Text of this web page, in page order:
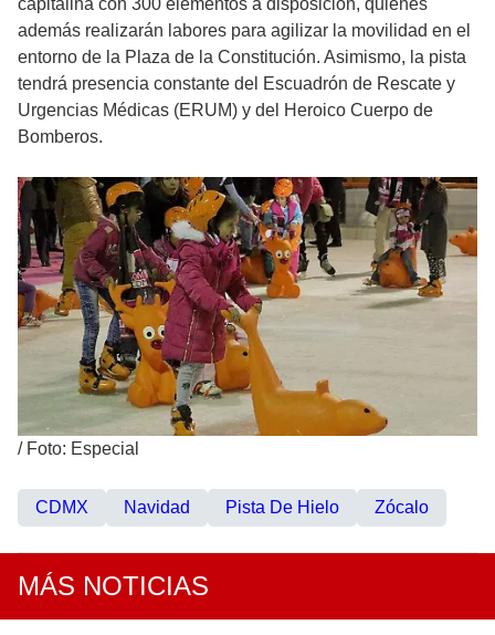
capitalina con 300 elementos a disposición, quienes
además realizarán labores para agilizar la movilidad en el
entorno de la Plaza de la Constitución. Asimismo, la pista
tendrá presencia constante del Escuadrón de Rescate y
Urgencias Médicas (ERUM) y del Heroico Cuerpo de
Bomberos.
/ Foto: Especial
CDMX Navidad Pista De Hielo Zócalo
MÁS NOTICIAS